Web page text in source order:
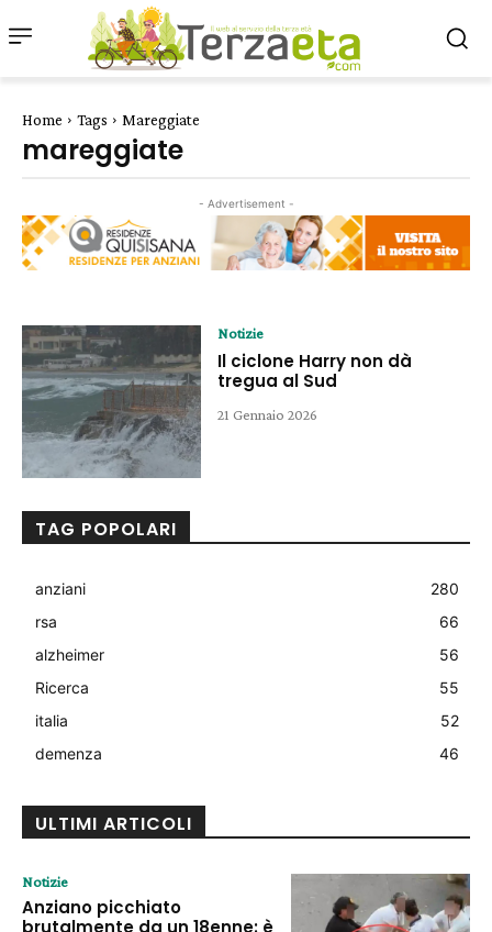
Home Tags Mareggiate
mareggiate
- Advertisement -
Notizie
Il ciclone Harry non dà
tregua al Sud
21 Gennaio 2026
TAG POPOLARI
anziani
280
rsa
66
alzheimer
56
Ricerca
55
italia
52
demenza
46
ULTIMI ARTICOLI
Notizie
Anziano picchiato
brutalmente da un 18enne: è